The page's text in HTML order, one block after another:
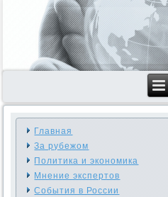
Главная
За рубежом
Политика и экономика
Мнение экспертов
События в России